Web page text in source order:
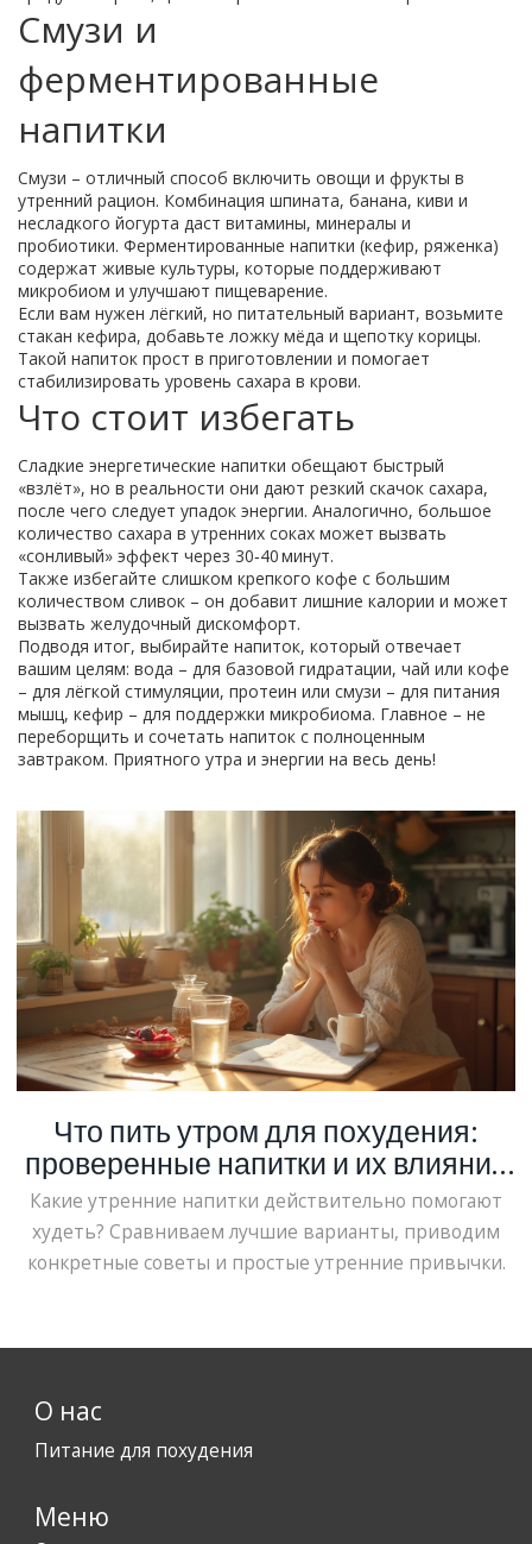
Смузи и
ферментированные
напитки
Смузи – отличный способ включить овощи и фрукты в
утренний рацион. Комбинация шпината, банана, киви и
несладкого йогурта даст витамины, минералы и
пробиотики. Ферментированные напитки (кефир, ряженка)
содержат живые культуры, которые поддерживают
микробиом и улучшают пищеварение.
Если вам нужен лёгкий, но питательный вариант, возьмите
стакан кефира, добавьте ложку мёда и щепотку корицы.
Такой напиток прост в приготовлении и помогает
стабилизировать уровень сахара в крови.
Что стоит избегать
Сладкие энергетические напитки обещают быстрый
«взлёт», но в реальности они дают резкий скачок сахара,
после чего следует упадок энергии. Аналогично, большое
количество сахара в утренних соках может вызвать
«сонливый» эффект через 30‑40 минут.
Также избегайте слишком крепкого кофе с большим
количеством сливок – он добавит лишние калории и может
вызвать желудочный дискомфорт.
Подводя итог, выбирайте напиток, который отвечает
вашим целям: вода – для базовой гидратации, чай или кофе
– для лёгкой стимуляции, протеин или смузи – для питания
мышц, кефир – для поддержки микробиома. Главное – не
переборщить и сочетать напиток с полноценным
завтраком. Приятного утра и энергии на весь день!
Что пить утром для похудения:
проверенные напитки и их влияние
на вес
Какие утренние напитки действительно помогают
худеть? Сравниваем лучшие варианты, приводим
конкретные советы и простые утренние привычки.
О нас
Питание для похудения
Меню